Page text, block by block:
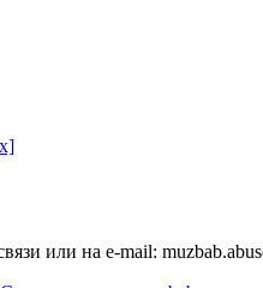
или на e-mail: